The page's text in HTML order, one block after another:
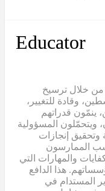
Educator
من خلال ترسيخ
وقادة للتغيير،
ينمّون قدراتهم
ويتحمّلون المسؤولية
وتحقيق إنجازات
الممارسون
والمهارات التي
هذا الدافع
المستدام في